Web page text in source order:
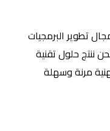
تطوير البرمجيات
ننتج حلول تقنية
مرنة وسهلة